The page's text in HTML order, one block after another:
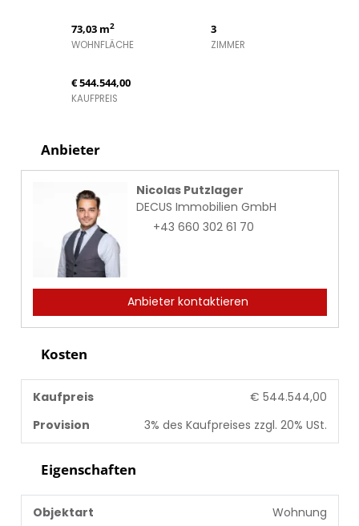
73,03 m2
WOHNFLÄCHE
3
ZIMMER
€ 544.544,00
KAUFPREIS
Anbieter
Nicolas Putzlager
DECUS Immobilien GmbH
+43 660 302 61 70
Anbieter kontaktieren
Kosten
Kaufpreis
€ 544.544,00
Provision
3% des Kaufpreises zzgl. 20% USt.
Eigenschaften
Objektart
Wohnung